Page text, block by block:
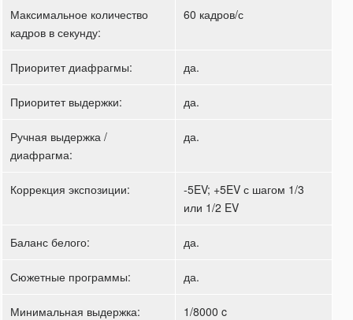
Максимальное количество
кадров в секунду:
60 кадров/с
Приоритет диафрагмы: да.
Приоритет выдержки: да.
Ручная выдержка /
диафрагма:
да.
Коррекция экспозиции:
-5EV; +5EV с шагом 1/3
или 1/2 EV
Баланс белого: да.
Сюжетные программы: да.
Минимальная выдержка: 1/8000 c